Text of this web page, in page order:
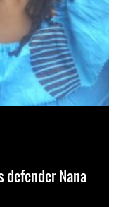
defender Nana